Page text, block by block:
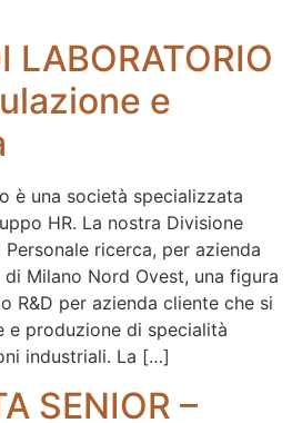
LABORATORIO
e
è una società specializzata
HR. La nostra Divisione
ricerca, per azienda
Milano Nord Ovest, una figura
R&D per azienda cliente che si
e produzione di specialità
industriali. La […]
SENIOR –